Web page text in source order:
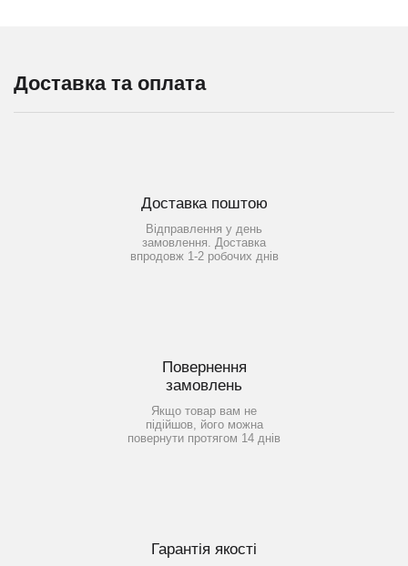
Доставка та оплата
Доставка поштою
Відправлення у день
замовлення. Доставка
впродовж 1-2 робочих днів
Повернення
замовлень
Якщо товар вам не
підійшов, його можна
повернути протягом 14 днів
Гарантія якості